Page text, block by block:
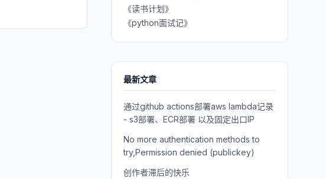
《读书计划》
《python面试记》
最新文章
通过github actions部署aws lambda记录
- s3部署、ECR部署 以及固定出口IP
No more authentication methods to
try,Permission denied (publickey)
创作者滞后的快乐